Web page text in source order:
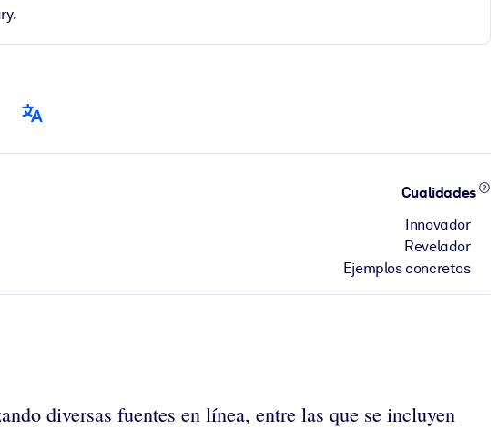
Cualidades
Innovador
Revelador
Ejemplos concretos
diversas fuentes en línea, entre las que se incluyen